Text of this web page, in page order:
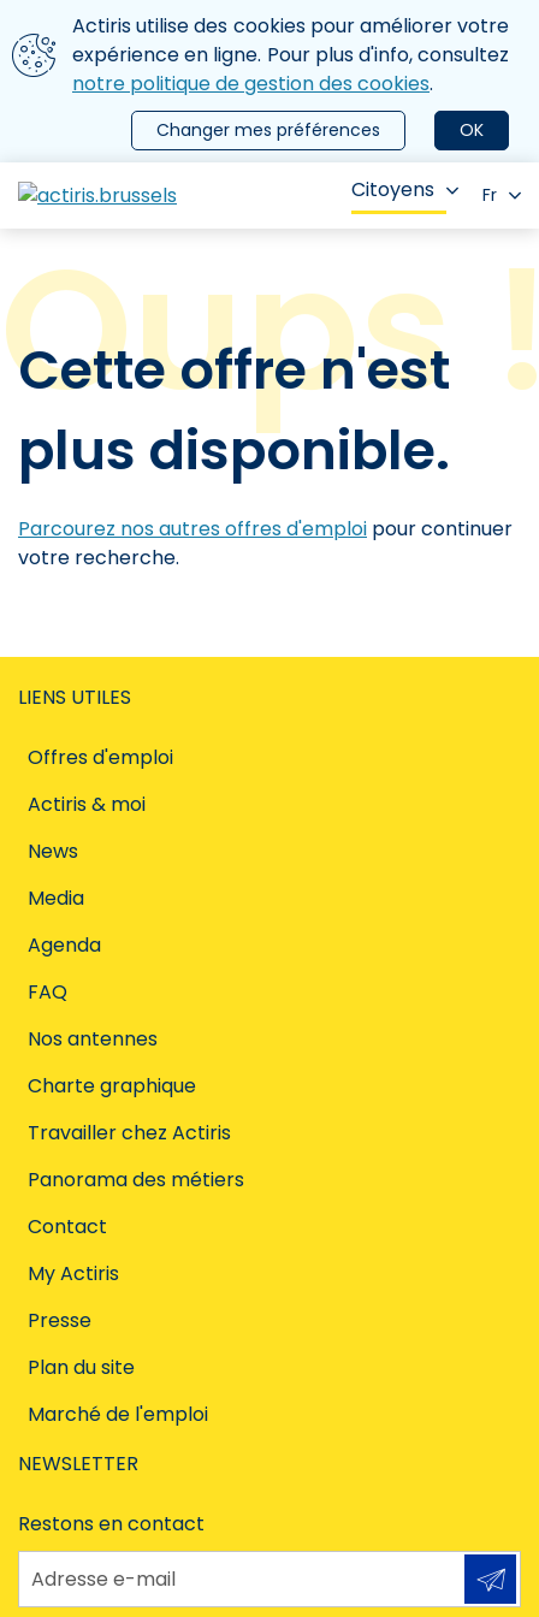
Aller au contenu principal
Nous utilisons des cookies
Actiris utilise des cookies pour améliorer votre
expérience en ligne. Pour plus d'info, consultez
notre politique de gestion des cookies.
OK
Changer mes préférences
le menu
Citoyens Fr
Cette offre n'est
plus disponible.
Parcourez nos autres offres d'emploi pour continuer
votre recherche.
LIENS UTILES
Offres d'emploi
Actiris & moi
News
Media
Agenda
FAQ
Nos antennes
Charte graphique
Travailler chez Actiris
Panorama des métiers
Contact
My Actiris
Presse
Plan du site
Marché de l'emploi
NEWSLETTER
Restons en contact
Adresse e-mail